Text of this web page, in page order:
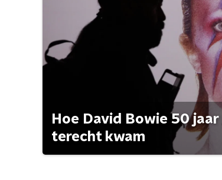
Hoe David Bowie 50
terecht kwam